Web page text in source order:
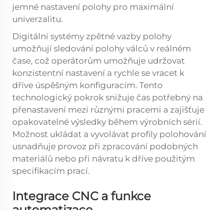
jemné nastavení polohy pro maximální
univerzalitu.
Digitální systémy zpětné vazby polohy
umožňují sledování polohy válců v reálném
čase, což operátorům umožňuje udržovat
konzistentní nastavení a rychle se vracet k
dříve úspěšným konfiguracím. Tento
technologický pokrok snižuje čas potřebný na
přenastavení mezi různými pracemi a zajišťuje
opakovatelné výsledky během výrobních sérií.
Možnost ukládat a vyvolávat profily polohování
usnadňuje provoz při zpracování podobných
materiálů nebo při návratu k dříve použitým
specifikacím prací.
Integrace CNC a funkce